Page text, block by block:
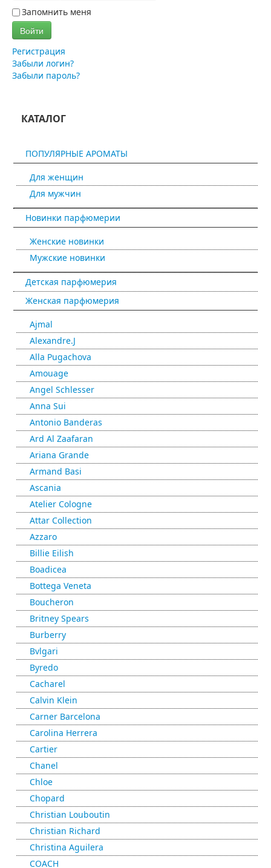
Запомнить меня
Войти
Регистрация
Забыли логин?
Забыли пароль?
КАТАЛОГ
ПОПУЛЯРНЫЕ АРОМАТЫ
Для женщин
Для мужчин
Новинки парфюмерии
Женские новинки
Мужские новинки
Детская парфюмерия
Женская парфюмерия
Ajmal
Alexandre.J
Alla Pugachova
Amouage
Angel Schlesser
Anna Sui
Antonio Banderas
Ard Al Zaafaran
Ariana Grande
Armand Basi
Ascania
Atelier Cologne
Attar Collection
Azzaro
Billie Eilish
Boadicea
Bottega Veneta
Boucheron
Britney Spears
Burberry
Bvlgari
Byredo
Cacharel
Calvin Klein
Carner Barcelona
Carolina Herrera
Cartier
Chanel
Chloe
Chopard
Christian Louboutin
Christian Richard
Christina Aguilera
COACH